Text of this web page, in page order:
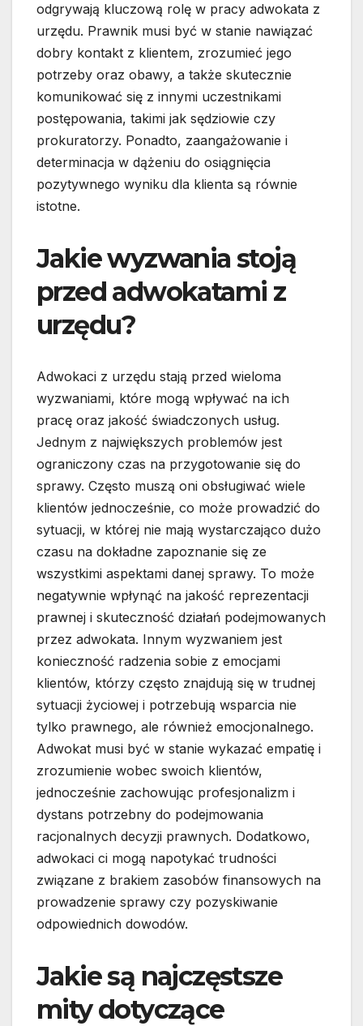
odgrywają kluczową rolę w pracy adwokata z
urzędu. Prawnik musi być w stanie nawiązać
dobry kontakt z klientem, zrozumieć jego
potrzeby oraz obawy, a także skutecznie
komunikować się z innymi uczestnikami
postępowania, takimi jak sędziowie czy
prokuratorzy. Ponadto, zaangażowanie i
determinacja w dążeniu do osiągnięcia
pozytywnego wyniku dla klienta są równie
istotne.
Jakie wyzwania stoją
przed adwokatami z
urzędu?
Adwokaci z urzędu stają przed wieloma
wyzwaniami, które mogą wpływać na ich
pracę oraz jakość świadczonych usług.
Jednym z największych problemów jest
ograniczony czas na przygotowanie się do
sprawy. Często muszą oni obsługiwać wiele
klientów jednocześnie, co może prowadzić do
sytuacji, w której nie mają wystarczająco dużo
czasu na dokładne zapoznanie się ze
wszystkimi aspektami danej sprawy. To może
negatywnie wpłynąć na jakość reprezentacji
prawnej i skuteczność działań podejmowanych
przez adwokata. Innym wyzwaniem jest
konieczność radzenia sobie z emocjami
klientów, którzy często znajdują się w trudnej
sytuacji życiowej i potrzebują wsparcia nie
tylko prawnego, ale również emocjonalnego.
Adwokat musi być w stanie wykazać empatię i
zrozumienie wobec swoich klientów,
jednocześnie zachowując profesjonalizm i
dystans potrzebny do podejmowania
racjonalnych decyzji prawnych. Dodatkowo,
adwokaci ci mogą napotykać trudności
związane z brakiem zasobów finansowych na
prowadzenie sprawy czy pozyskiwanie
odpowiednich dowodów.
Jakie są najczęstsze
mity dotyczące